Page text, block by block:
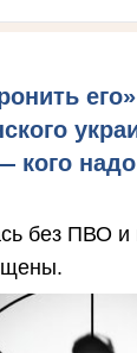
кого
без ПВО и